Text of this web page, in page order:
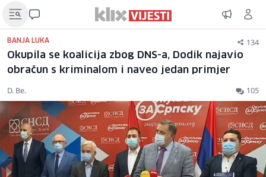
BANJA LUKA 134
Okupila se koalicija zbog DNS-a, Dodik najavio
obračun s kriminalom i naveo jedan primjer
D. Be. 105